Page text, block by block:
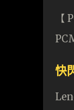
【
快